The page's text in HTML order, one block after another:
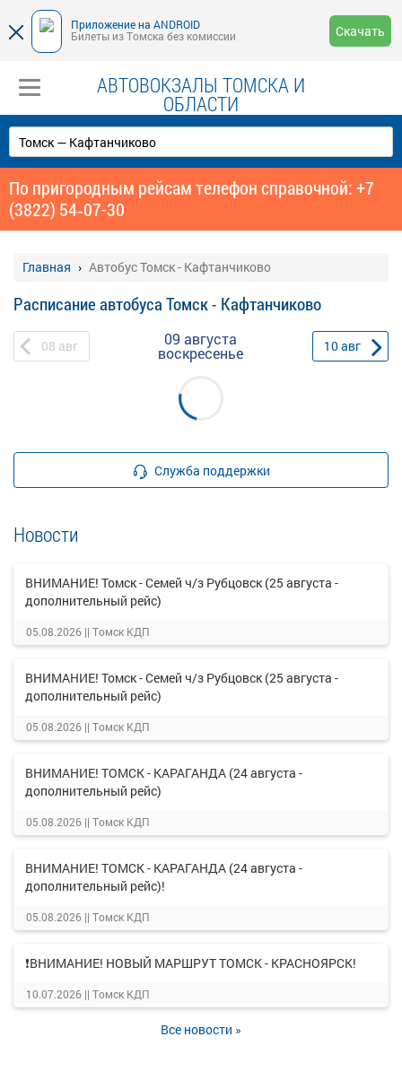
Приложение на ANDROID
Билеты из Томска без комиссии
Скачать
АВТОВОКЗАЛЫ ТОМСКА И
ОБЛАСТИ
По пригородным рейсам телефон справочной: +7
(3822) 54‑07-30
Главная Автобус Томск - Кафтанчиково
Расписание автобуса Томск - Кафтанчиково
08 авг 09 августа
воскресенье 10авг
Служба поддержки
Новости
ВНИМАНИЕ! Томск - Семей ч/з Рубцовск (25 августа -
дополнительный рейс)
05.08.2026 || Томск КДП
ВНИМАНИЕ! Томск - Семей ч/з Рубцовск (25 августа -
дополнительный рейс)
05.08.2026 || Томск КДП
ВНИМАНИЕ! ТОМСК - КАРАГАНДА (24 августа -
дополнительный рейс)
05.08.2026 || Томск КДП
ВНИМАНИЕ! ТОМСК - КАРАГАНДА (24 августа -
дополнительный рейс)!
05.08.2026 || Томск КДП
❗ВНИМАНИЕ! НОВЫЙ МАРШРУТ ТОМСК - КРАСНОЯРСК!
10.07.2026 || Томск КДП
Все новости »